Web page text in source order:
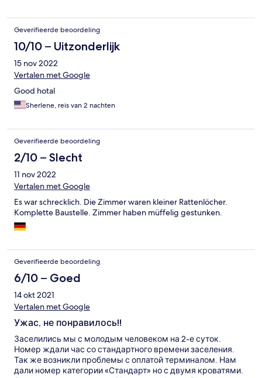
Geverifieerde beoordeling
10/10 – Uitzonderlijk
15 nov 2022
Vertalen met Google
Good hotal
Sherlene, reis van 2 nachten
Geverifieerde beoordeling
2/10 – Slecht
11 nov 2022
Vertalen met Google
Es war schrecklich. Die Zimmer waren kleiner Rattenlöcher.
Komplette Baustelle. Zimmer haben müffelig gestunken.
Geverifieerde beoordeling
6/10 – Goed
14 okt 2021
Vertalen met Google
Ужас, не понравилось!!
Заселились мы с молодым человеком на 2-е суток.
Номер ждали час со стандартного времени заселения.
Так же возникли проблемы с оплатой терминалом. Нам
дали номер категории «Стандарт» но с двумя кроватями.